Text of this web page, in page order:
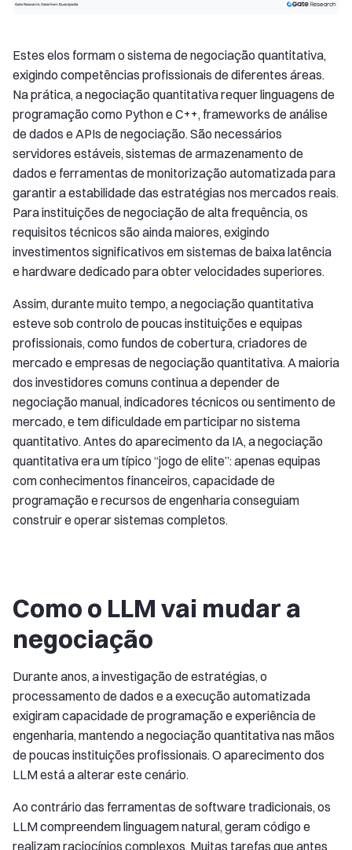
Estes elos formam o sistema de negociação quantitativa,
exigindo competências profissionais de diferentes áreas.
Na prática, a negociação quantitativa requer linguagens de
programação como Python e C++, frameworks de análise
de dados e APIs de negociação. São necessários
servidores estáveis, sistemas de armazenamento de
dados e ferramentas de monitorização automatizada para
garantir a estabilidade das estratégias nos mercados reais.
Para instituições de negociação de alta frequência, os
requisitos técnicos são ainda maiores, exigindo
investimentos significativos em sistemas de baixa latência
e hardware dedicado para obter velocidades superiores.
Assim, durante muito tempo, a negociação quantitativa
esteve sob controlo de poucas instituições e equipas
profissionais, como fundos de cobertura, criadores de
mercado e empresas de negociação quantitativa. A maioria
dos investidores comuns continua a depender de
negociação manual, indicadores técnicos ou sentimento de
mercado, e tem dificuldade em participar no sistema
quantitativo. Antes do aparecimento da IA, a negociação
quantitativa era um típico “jogo de elite”: apenas equipas
com conhecimentos financeiros, capacidade de
programação e recursos de engenharia conseguiam
construir e operar sistemas completos.
Como o LLM vai mudar a
negociação
Durante anos, a investigação de estratégias, o
processamento de dados e a execução automatizada
exigiram capacidade de programação e experiência de
engenharia, mantendo a negociação quantitativa nas mãos
de poucas instituições profissionais. O aparecimento dos
LLM está a alterar este cenário.
Ao contrário das ferramentas de software tradicionais, os
LLM compreendem linguagem natural, geram código e
realizam raciocínios complexos. Muitas tarefas que antes